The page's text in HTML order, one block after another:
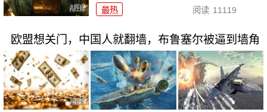
最热 阅读 11119
欧盟想关门，中国人就翻墙，布鲁塞尔被逼到墙角